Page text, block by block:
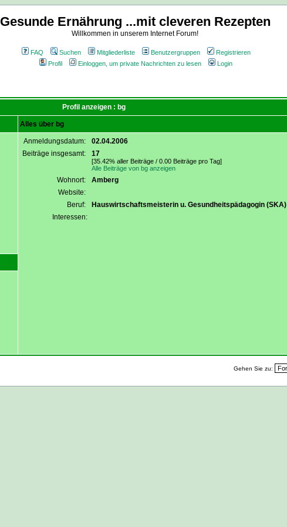
Gesunde Ernährung ...mit cleveren Rezepten
Willkommen in unserem Internet Forum!
FAQ Suchen Mitgliederliste Benutzergruppen
Registrieren
Profil
Einloggen, um private Nachrichten zu lesen Login
Profil anzeigen : bg
Alles über bg
Anmeldungsdatum:
02.04.2006
Beiträge insgesamt:
17
[35.42% aller Beiträge / 0.00 Beiträge pro Tag]
Alle Beiträge von bg anzeigen
Wohnort:
Amberg
Website:
Beruf:
Hauswirtschaftsmeisterin u. Gesundheitspädagogin (SKA)
Interessen:
Gehen Sie zu: